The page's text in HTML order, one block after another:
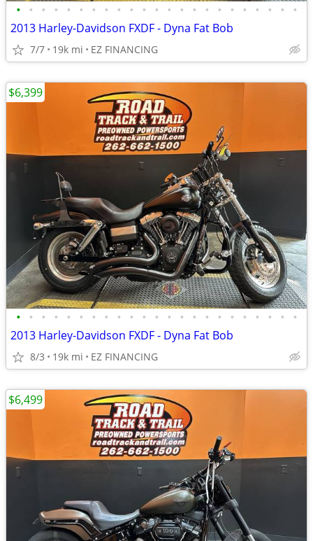
• • • • • • • • • • • • • • • • • • • • • • •
2013 Harley-Davidson FXDF - Dyna Fat Bob
7/7 19k mi EZ FINANCING
• • • • • • • • • • • • • • • • • • • • • • •
2013 Harley-Davidson FXDF - Dyna Fat Bob
8/3 19k mi EZ FINANCING
$6,399
$6,499